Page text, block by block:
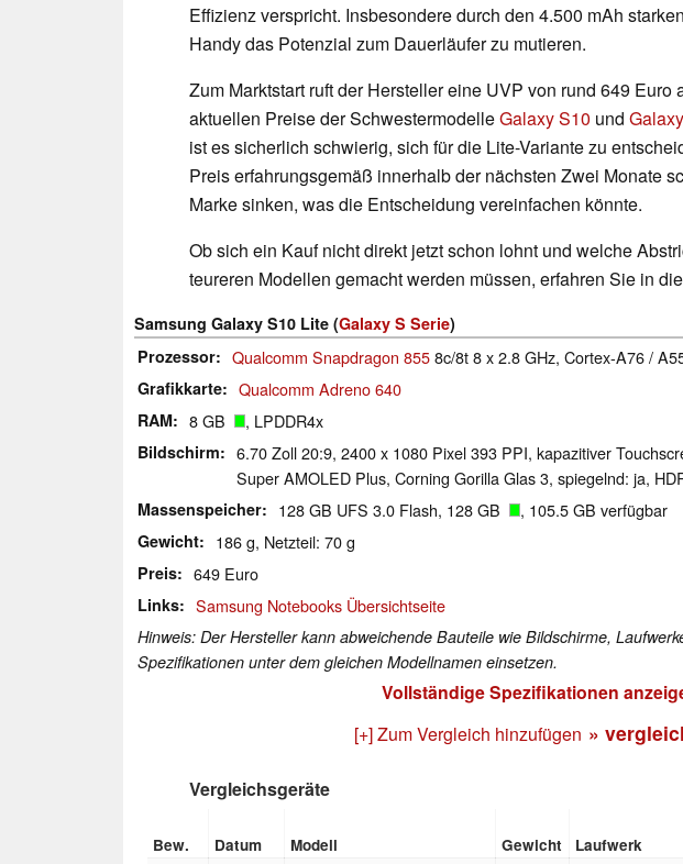
Effizienz verspricht. Insbesondere durch den 4.500 mAh
Handy das Potenzial zum Dauerläufer zu mutieren.
Zum Marktstart ruft der Hersteller eine UVP von rund 649 Euro
aktuellen Preise der SchwestermodelleGalaxy S10 und
ist es sicherlich schwierig, sich für die Lite-Variante zu
Preis erfahrungsgemäß innerhalb der nächsten Zwei Monate
Marke sinken, was die Entscheidung vereinfachen könnte.
Ob sich ein Kauf nicht direkt jetzt schon lohnt und welche
teureren Modellen gemacht werden müssen, erfahren Sie in
Samsung Galaxy S10 Lite (Galaxy S Serie)
Prozessor
Qualcomm Snapdragon 8558c/8t 8 x 2.8 GHz, Cortex-A76 /
Grafikkarte Qualcomm Adreno 640
RAM 8 GB , LPDDR4x
Bildschirm
6.70 Zoll 20:9, 2400 x 1080 Pixel 393 PPI, kapazitiver
Super AMOLED Plus, Corning Gorilla Glas 3, spiegelnd: ja,
Massenspeicher 128 GB UFS 3.0 Flash, 128 GB , 105.5 GB verfügbar
Gewicht 186 g, Netzteil: 70 g
Preis 649 Euro
Links Samsung Notebooks Übersichtseite
Hinweis: Der Hersteller kann abweichende Bauteile wie Bildschirme,
Spezifikationen unter dem gleichen Modellnamen einsetzen.
Vollständige Spezifikationen
[+] Zum Vergleich hinzufügen »
Vergleichsgeräte
Bew. Datum Modell Gewicht Laufwerk